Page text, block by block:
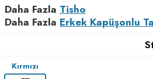
Daha Fazla Tisho
Daha Fazla Erkek Kapüşonlu
Kırmızı